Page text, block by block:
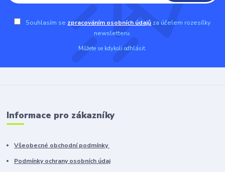
Souhlasím se zpracováním osobních údajů za účelem rozesílky
newsletteru.
Můžete se kdykoli odhlásit.
Informace pro zákazníky
Všeobecné obchodní podmínky
Podmínky ochrany osobních údaj